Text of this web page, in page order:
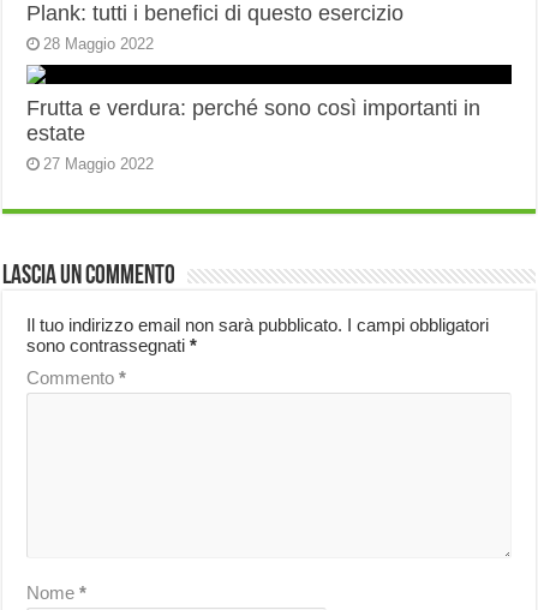
Plank: tutti i benefici di questo esercizio
28 Maggio 2022
Frutta e verdura: perché sono così importanti in
estate
27 Maggio 2022
Lascia un commento
Il tuo indirizzo email non sarà pubblicato. I campi obbligatori
sono contrassegnati*
Commento*
Nome*